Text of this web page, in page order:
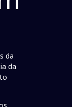
da
da